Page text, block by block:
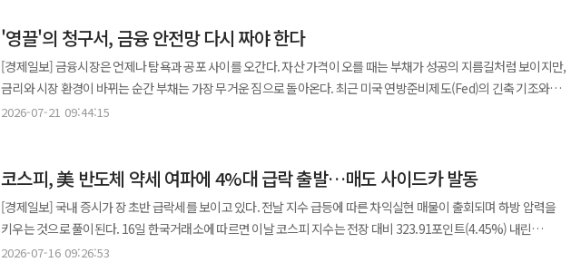
"그들을 완전히 박살낼 것"이라고 경고했다.
레인보우로보틱스(-9.14%) △주성엔지니어링(-15.33%) △리노공업(-5.15%) △HLB(-4.16%) △원익IPS(-8.29%)
△파마리서치(-11.00%) △에이비엘바이오(-3.95%)로 집계됐다. 이날 서울 외환시장에서 원·달러 환율은 전
거래일보다 9.3원 내린 1437.4원에 주간 거래를 마감했다.
지수 역시 일제히 하락 마감했다. 다우존스30산업평균지수는 2.19% 내리며 지난해 4월 이후 가장 큰 낙폭을 기록했다.
스탠더드앤드푸어스(S&P)500 지수와 나스닥 지수는 각각 1.52%와 1.74% 하락했다. 중동 지역의 지정학적 위기
고조로 국제 유가도 급등했다. 9월 인도분 브렌트유 선물 종가는 7.9% 상승한 배럴당 90.74달러를 기록했다. 미국
서부텍사스산원유(WTI) 9월물 종가 역시 6.6% 오른 배럴당 84.46달러로 마감했다. 도널드 트럼프 미 대통령이 이란의
미군 기지 공격에 대해 강도 높은 보복을 예고하며 글로벌 공급망 불안을 키운 결과로 풀이된다. 코스닥 지수는 전장보다
순매수했다. 이날 서울 외환시장에서 원·달러 환율은 전 거래일 대비 4.2원 내린 1442.5원으로 주간 거래를 시작했다.
마쳤다. 연준의 불확실한 정책 방향과 함께 엔비디아, 마이크론, AMD 등 최근 증시 상승을 이끌었던 인공지능(AI)
관련주가 약세를 보인 영향이다. 연준은 이날 연방공개시장위원회(FOMC)에서 기준금리를 연 3.50∼3.75%로
유지했다. 베스 해맥 클리블랜드 연방준비은행 총재와 닐 카슈카리 미니애폴리스 연은 총재, 로리 로건 댈러스 연은 총재
등 3명은 0.25%포인트 인상을 요구하며 반대표를 던졌다. 케빈 워시 연준 의장은 기자회견에서 연준이 2% 물가상승률
목표를 완화할 의사가 없다고 강조했다. 하지만 향후 금리 경로에 관한 명확한 신호를 제시하지 않으면서 시장의 불안은
불안으로 주가가 급락하면 안전자산인 국채 가격은 오르는 경우가 많다. 이날은 주식과 채권이 동시에 하락했다. 경기
둔화보다 물가 상승과 연준의 정책 신뢰, 장기 국채 공급 부담을 시장이 더 크게 의식했다는 의미다. 제프리 건들락
더블라인캐피털 최고경영자는 채권시장이 연준에 행동을 요구하고 있다고 진단했다. 워시 의장이 2% 물가 목표를
강조하려면 실제 금리 인상으로 의지를 입증해야 한다는 것이다. 재정 적자와 인플레이션을 방치하는 정부·중앙은행에
'영끌'의 청구서, 금융 안전망 다시 짜야 한다
[경제일보] 금융시장은 언제나 탐욕과 공포 사이를 오간다. 자산 가격이 오를 때는 부채가 성공의 지름길처럼 보이지만,
금리와 시장 환경이 바뀌는 순간 부채는 가장 무거운 짐으로 돌아온다. 최근 미국 연방준비제도(Fed)의 긴축 기조와
국내 금리 상승 압력이 이어지는 가운데 국내 증시가 조정을 받고 있다. 유동성 장세가 끝나면서 초저금리 시대에 누적된
감당하지 못하는 사례가 늘어날 가능성이 높다. 특히 집값과 주가가 계속 오를 것이라는 기대 속에 '영끌'과 '빚투'에
뛰어든 청년층의 부담은 갈수록 커지고 있다. 상승기에는 레버리지가 수익을 키웠지만 하락기에는 손실을 배가시키는
위험 요인으로 바뀌었다. 문제는 이런 부실이 개인의 어려움에 그치지 않는다는 점이다. 취약 차주의 연체가 확대되면
금융회사의 건전성이 훼손되고 신용 공급이 위축된다. 이는 소비 감소와 투자 위축으로 이어져 실물경제의 회복세마저
흔들 수 있다. 과거 금융위기가 보여주었듯 시스템 리스크는 작은 균열에서 시작된다. 선제적 대응이 늦어질수록 사회
2026-07-21 09:44:15
코스피, 美 반도체 약세 여파에 4%대 급락 출발…매도 사이드카 발동
[경제일보] 국내 증시가 장 초반 급락세를 보이고 있다. 전날 지수 급등에 따른 차익실현 매물이 출회되며 하방 압력을
키우는 것으로 풀이된다. 16일 한국거래소에 따르면 이날 코스피 지수는 전장 대비 323.91포인트(4.45%) 내린
6960.5로 출발했다. 오전 9시 6분 기준 유가증권시장에서 코스피 지수는 전 거래일보다 309.08포인트(4.24%) 하락한
2026-07-16 09:26:53